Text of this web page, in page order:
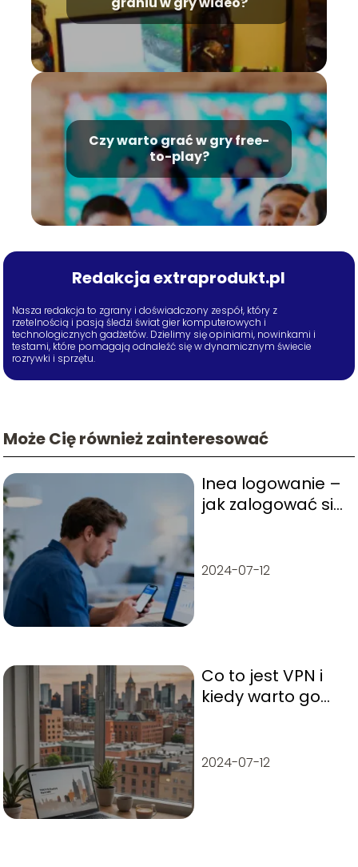
Czy warto grać w gry free-
to-play?
Redakcja extraprodukt.pl
Nasza redakcja to zgrany i doświadczony zespół, który z
rzetelnością i pasją śledzi świat gier komputerowych i
technologicznych gadżetów. Dzielimy się opiniami, nowinkami i
testami, które pomagają odnaleźć się w dynamicznym świecie
rozrywki i sprzętu.
Może Cię również zainteresować
Inea logowanie –
jak zalogować się
2024-07-12
Co to jest VPN i
kiedy warto go
2024-07-12